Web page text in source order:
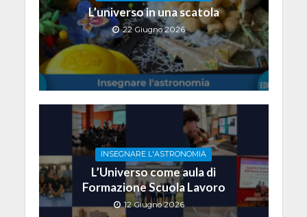
L’universo in una scatola
22 Giugno 2026
INSEGNARE L'ASTRONOMIA
L’Universo come aula di
Formazione Scuola Lavoro
12 Giugno 2026